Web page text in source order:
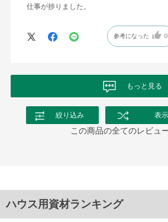
仕事が捗りました。
参考になった 0
もっと見る
絞り込み 表
この商品の全てのレビュ
ハウス用資材ランキング